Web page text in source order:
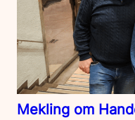
Mekling om